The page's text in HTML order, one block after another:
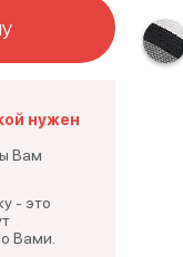
нужен
Вам
- это
Вами.